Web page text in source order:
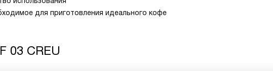
для приготовления идеального кофе
03 CREU